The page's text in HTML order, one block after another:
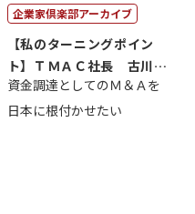
企業家倶楽部アーカイブ
【私のターニングポイン
ト】ＴＭＡＣ社長 古川英
一
資金調達としてのＭ＆Ａを
日本に根付かせたい